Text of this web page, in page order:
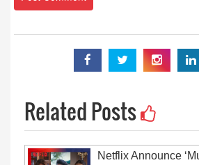
Related Posts
Netflix Announce